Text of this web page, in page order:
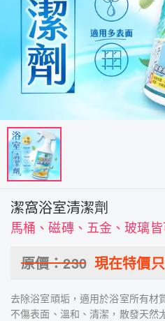
潔窩浴室清潔劑
馬桶、磁磚、五金、玻璃
原價：230 現在特價
去除浴室頑垢，適用於浴室所有材
不傷表面、溫和、清潔，散發天然